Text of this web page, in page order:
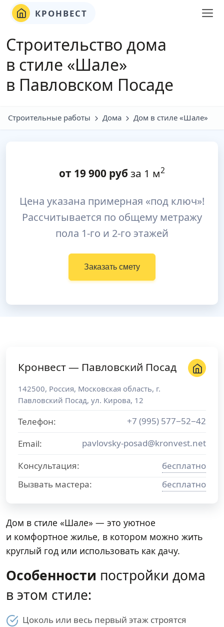
КРОНВЕСТ
Строительство дома
в стиле «Шале»
в Павловском Посаде
Строительные работы Дома Дом в стиле «Шале»
от 19 900 руб за 1 м2
Цена указана примерная «под ключ»!
Рассчитывается по общему метражу
пола 1-го и 2-го этажей
Заказать смету
Дом в стиле «Шале» — это уютное
и комфортное жилье, в котором можно жить
круглый год или использовать как дачу.
Особенности постройки дома
в этом стиле:
Цоколь или весь первый этаж строятся
Кронвест — Павловский Посад
142500, Россия, Московская область, г.
Павловский Посад, ул. Кирова, 12
Телефон:
+7 (995) 577−52−42
Email:
pavlovsky-posad@kronvest.net
Консультация:
бесплатно
Вызвать мастера:
бесплатно